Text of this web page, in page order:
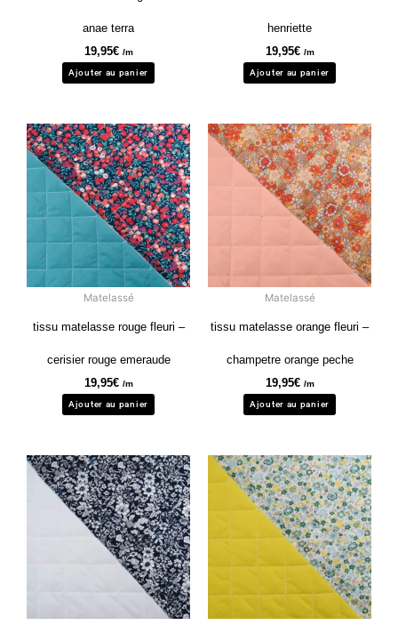
anae terra
19,95€ /m
Ajouter au panier
henriette
19,95€ /m
Ajouter au panier
Matelassé
tissu matelasse rouge fleuri –
cerisier rouge emeraude
19,95€ /m
Ajouter au panier
Matelassé
tissu matelasse orange fleuri –
champetre orange peche
19,95€ /m
Ajouter au panier